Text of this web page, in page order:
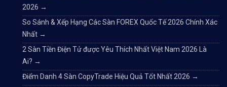
2026 →
So Sánh & Xếp Hạng Các Sàn FOREX Quốc Tế 2026 Chính Xác
Nhất →
2 Sàn Tiền Điện Tử được Yêu Thích Nhất Việt Nam 2026 Là
Ai? →
Điểm Danh 4 Sàn CopyTrade Hiệu Quả Tốt Nhất 2026 →